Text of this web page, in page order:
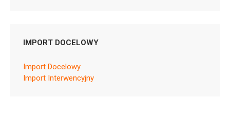
KIKGEL Sp. z o.o.
IMPORT DOCELOWY
Import Docelowy
Import Interwencyjny